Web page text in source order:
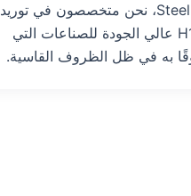
في SteelPro Group، نحن متخصصون في توريد
فولاذ الأدوات H13 عالي الجودة للصناعات التي
به في ظل الظروف القاسية.